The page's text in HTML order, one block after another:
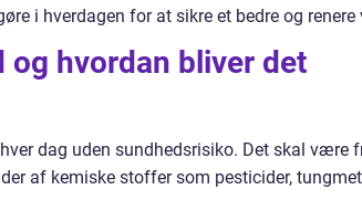
i hverdagen for at sikre et bedre og renere
og hvordan bliver det
dag uden sundhedsrisiko. Det skal være
af kemiske stoffer som pesticider,